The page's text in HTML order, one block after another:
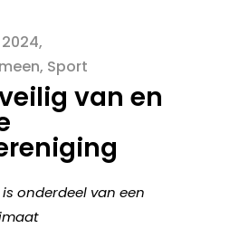
, Sport
van en
onderdeel van een